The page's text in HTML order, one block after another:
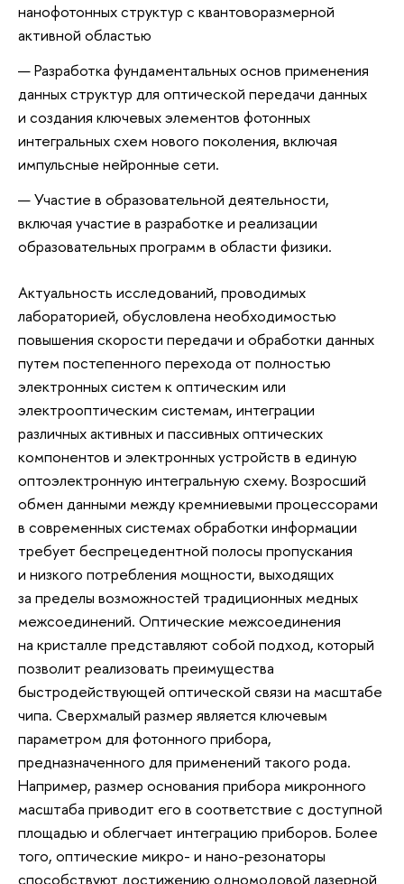
нанофотонных структур с квантоворазмерной
активной областью
Разработка фундаментальных основ применения
данных структур для оптической передачи данных
и создания ключевых элементов фотонных
интегральных схем нового поколения, включая
импульсные нейронные сети.
Участие в образовательной деятельности,
включая участие в разработке и реализации
образовательных программ в области физики.
Актуальность исследований, проводимых
лабораторией, обусловлена необходимостью
повышения скорости передачи и обработки данных
путем постепенного перехода от полностью
электронных систем к оптическим или
электрооптическим системам, интеграции
различных активных и пассивных оптических
компонентов и электронных устройств в единую
оптоэлектронную интегральную схему. Возросший
обмен данными между кремниевыми процессорами
в современных системах обработки информации
требует беспрецедентной полосы пропускания
и низкого потребления мощности, выходящих
за пределы возможностей традиционных медных
межсоединений. Оптические межсоединения
на кристалле представляют собой подход, который
позволит реализовать преимущества
быстродействующей оптической связи на масштабе
чипа. Сверхмалый размер является ключевым
параметром для фотонного прибора,
предназначенного для применений такого рода.
Например, размер основания прибора микронного
масштаба приводит его в соответствие с доступной
площадью и облегчает интеграцию приборов. Более
того, оптические микро- и нано-резонаторы
способствуют достижению одномодовой лазерной